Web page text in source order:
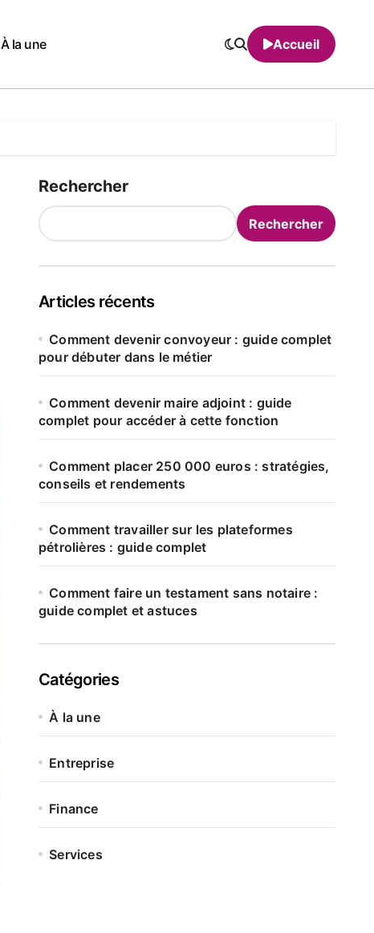
À la une Accueil
Rechercher
Rechercher
Articles récents
Comment devenir convoyeur : guide complet
pour débuter dans le métier
Comment devenir maire adjoint : guide
complet pour accéder à cette fonction
Comment placer 250 000 euros : stratégies,
conseils et rendements
Comment travailler sur les plateformes
pétrolières : guide complet
Comment faire un testament sans notaire :
guide complet et astuces
Catégories
À la une
Entreprise
Finance
Services